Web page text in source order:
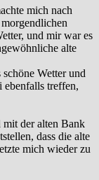
mich nach
und mir war es
alte
Wetter und
ebenfalls treffen,
mit der alten Bank
dass die alte
mich wieder zu